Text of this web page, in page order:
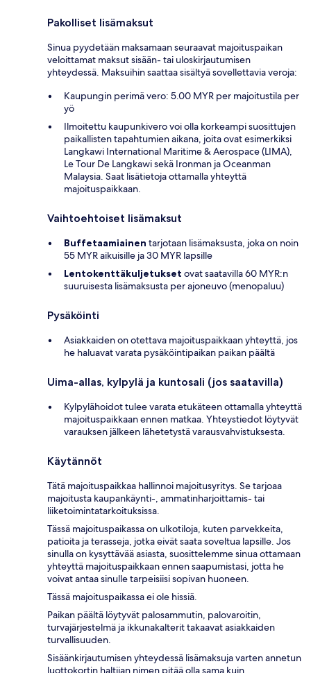
Pakolliset lisämaksut
Sinua pyydetään maksamaan seuraavat majoituspaikan
veloittamat maksut sisään- tai uloskirjautumisen
yhteydessä. Maksuihin saattaa sisältyä sovellettavia veroja:
Kaupungin perimä vero: 5.00 MYR per majoitustila per
yö
Ilmoitettu kaupunkivero voi olla korkeampi suosittujen
paikallisten tapahtumien aikana, joita ovat esimerkiksi
Langkawi International Maritime & Aerospace (LIMA),
Le Tour De Langkawi sekä Ironman ja Oceanman
Malaysia. Saat lisätietoja ottamalla yhteyttä
majoituspaikkaan.
Vaihtoehtoiset lisämaksut
Buffetaamiainen tarjotaan lisämaksusta, joka on noin
55 MYR aikuisille ja 30 MYR lapsille
Lentokenttäkuljetukset ovat saatavilla 60 MYR:n
suuruisesta lisämaksusta per ajoneuvo (menopaluu)
Pysäköinti
Asiakkaiden on otettava majoituspaikkaan yhteyttä, jos
he haluavat varata pysäköintipaikan paikan päältä
Uima-allas, kylpylä ja kuntosali (jos saatavilla)
Kylpylähoidot tulee varata etukäteen ottamalla yhteyttä
majoituspaikkaan ennen matkaa. Yhteystiedot löytyvät
varauksen jälkeen lähetetystä varausvahvistuksesta.
Käytännöt
Tätä majoituspaikkaa hallinnoi majoitusyritys. Se tarjoaa
majoitusta kaupankäynti-, ammatinharjoittamis- tai
liiketoimintatarkoituksissa.
Tässä majoituspaikassa on ulkotiloja, kuten parvekkeita,
patioita ja terasseja, jotka eivät saata soveltua lapsille. Jos
sinulla on kysyttävää asiasta, suosittelemme sinua ottamaan
yhteyttä majoituspaikkaan ennen saapumistasi, jotta he
voivat antaa sinulle tarpeisiisi sopivan huoneen.
Tässä majoituspaikassa ei ole hissiä.
Paikan päältä löytyvät palosammutin, palovaroitin,
turvajärjestelmä ja ikkunakalterit takaavat asiakkaiden
turvallisuuden.
Sisäänkirjautumisen yhteydessä lisämaksuja varten annetun
luottokortin haltijan nimen pitää olla sama kuin